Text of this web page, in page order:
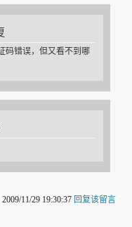
码错误，但又看不到哪
2009/11/29 19:30:37 回复该留言